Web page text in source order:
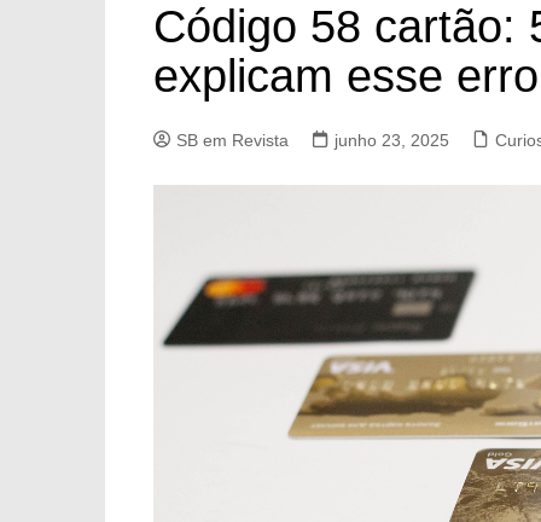
Código 58 cartão:
explicam esse
SB em Revista junho 23, 2025